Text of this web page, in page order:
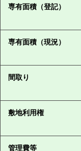
専有面積（登記）
専有面積（現況）
間取り
敷地利用権
管理費等